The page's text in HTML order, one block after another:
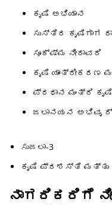
ಕೃಷಿ ಅಭಿಯಾನ
ಸುಸ್ತಿರ ಕೃಷಿಗಾಗ
ಸೂಕ್ಷ್ಮ ನೀರಾವರಿ
ಕೃಷಿ ಯಾಂತ್ರೀಕರಣ
ಪ್ರಧಾನ ಮಂತ್ರಿ
ಜಲಾನಯನ ಅಭಿವೃ
ಸುಜಲಾ-3
ಕೃಷಿ ಪ್ರಶಸ್ತಿ
ನಾಗರಿಕರಿಗೆ